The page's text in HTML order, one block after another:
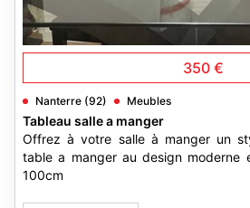
350 €
Nanterre (92) Meubles
Tableau salle a manger
Offrez à votre salle à manger un
table a manger au design moderne
100cm